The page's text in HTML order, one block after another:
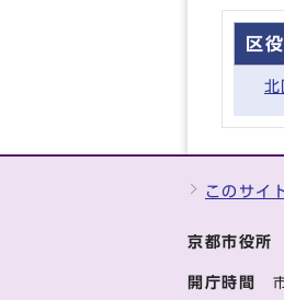
区
北
このサイ
京都市役所
開庁時間